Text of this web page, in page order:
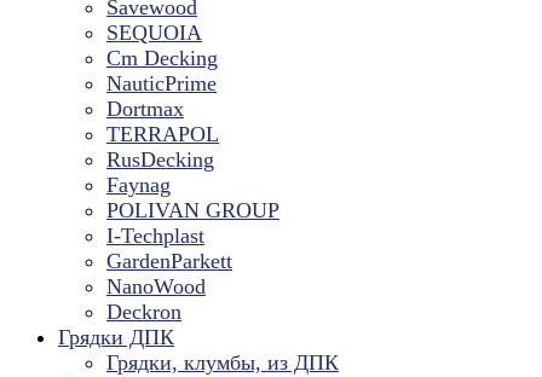
Savewood
SEQUOIA
Cm Decking
NauticPrime
Dortmax
TERRAPOL
RusDecking
Faynag
POLIVAN GROUP
I-Techplast
GardenParkett
NanoWood
Deckron
Грядки ДПК
Грядки, клумбы, из ДПК